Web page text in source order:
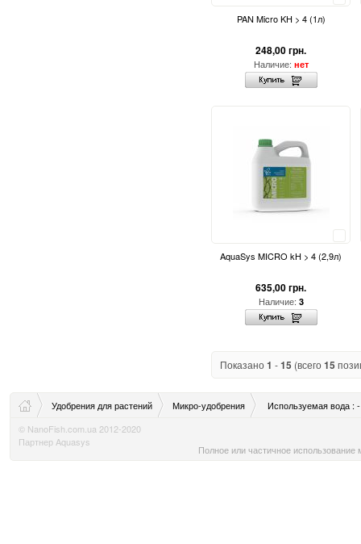
PAN Micro KH > 4 (1л)
248,00 грн.
Наличие: нет
AquaSys MICRO kH > 4 (2,9л)
635,00 грн.
Наличие: 3
Показано1 -15 (всего15
Удобрения для растений Микро-удобрения
Используемая вода : -
© NanoFish.com.ua 2012-2020
Партнер Aquasys
Полное или частичное